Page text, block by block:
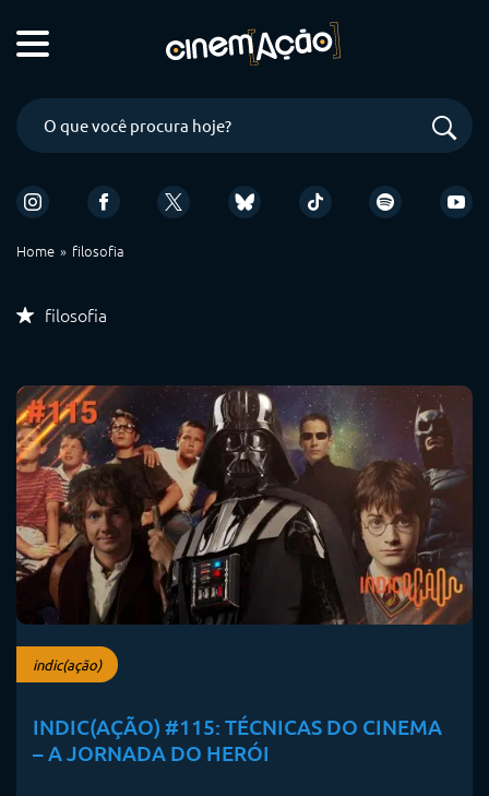
Home filosofia
filosofia
indic(ação)
INDIC(AÇÃO) #115: TÉCNICAS DO CINEMA
– A JORNADA DO HERÓI